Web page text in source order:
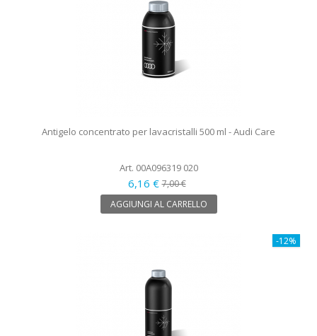
Antigelo concentrato per lavacristalli 500 ml - Audi Care
Art. 00A096319 020
6,16 €7,00 €
AGGIUNGI AL CARRELLO
-12%